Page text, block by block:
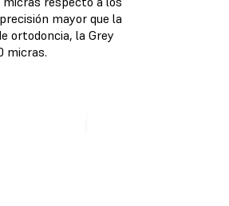
mayor que la
ortodoncia, la Grey
micras.